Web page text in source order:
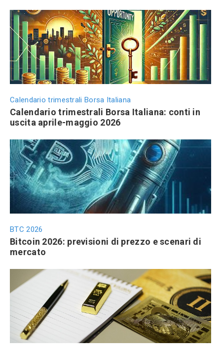
Calendario trimestrali Borsa Italiana
Calendario trimestrali Borsa Italiana: conti in
uscita aprile-maggio 2026
BTC 2026
Bitcoin 2026: previsioni di prezzo e scenari di
mercato